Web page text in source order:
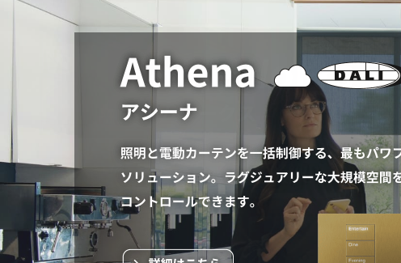
マイルームXC
ホテル客室向け
クアンタム
Quantum
グラフィックアイ QS
GRAFIK Eye QS
エナジー・トライパック
Energi TriPak
エルシ